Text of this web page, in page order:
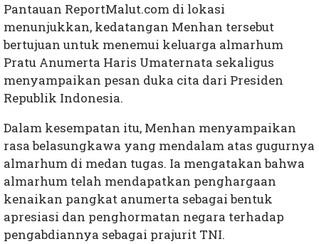
Pantauan ReportMalut.com di lokasi
menunjukkan, kedatangan Menhan tersebut
bertujuan untuk menemui keluarga almarhum
Pratu Anumerta Haris Umaternata sekaligus
menyampaikan pesan duka cita dari Presiden
Republik Indonesia.
Dalam kesempatan itu, Menhan menyampaikan
rasa belasungkawa yang mendalam atas gugurnya
almarhum di medan tugas. Ia mengatakan bahwa
almarhum telah mendapatkan penghargaan
kenaikan pangkat anumerta sebagai bentuk
apresiasi dan penghormatan negara terhadap
pengabdiannya sebagai prajurit TNI.